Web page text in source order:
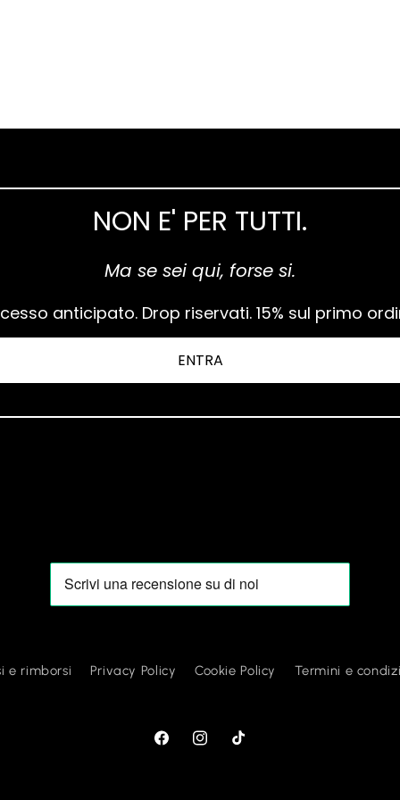
NON E' PER TUTTI.
Ma se sei qui, forse si.
anticipato. Drop riservati. 15% sul primo
ENTRA
e rimborsi Privacy Policy Cookie Policy Termini e
FacebookInstagramTikTok